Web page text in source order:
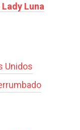
Luna
Unidos